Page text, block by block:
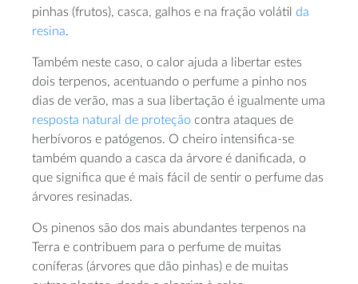
pinhas (frutos), casca, galhos e na fração volátil da
resina.
Também neste caso, o calor ajuda a libertar estes
dois terpenos, acentuando o perfume a pinho nos
dias de verão, mas a sua libertação é igualmente uma
resposta natural de proteção contra ataques de
herbívoros e patógenos. O cheiro intensifica-se
também quando a casca da árvore é danificada, o
que significa que é mais fácil de sentir o perfume das
árvores resinadas.
Os pinenos são dos mais abundantes terpenos na
Terra e contribuem para o perfume de muitas
coníferas (árvores que dão pinhas) e de muitas